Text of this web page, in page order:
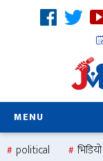
MENU
political भिडियो